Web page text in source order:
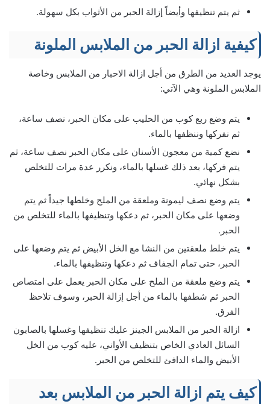
ثم يتم تنظيفها وأيضاً إزالة الحبر من الأثواب بكل سهولة.
كيفية ازالة الحبر من الملابس الملونة
يوجد العديد من الطرق من أجل ازالة الاحبار من الملابس وخاصة
الملابس الملونة وهي الآتي:
يتم وضع ربع كوب من الحليب على مكان الحبر، نصف ساعة،
ثم نفركها وننظفها بالماء.
نضع كمية من معجون الأسنان على مكان الحبر نصف ساعة، ثم
يتم فركها، بعد ذلك غسلها بالماء، ونكرر عدة مرات للتخلص
بشكل نهائي.
يتم وضع نصف ليمونة وملعقة من الملح وخلطها جيداً ثم يتم
وضعها على مكان الحبر، ثم دعكها وتنظيفها بالماء للتخلص من
الحبر.
يتم خلط ملعقتين من النشا مع الخل الأبيض ثم يتم وضعها على
الحبر، حتى تمام الجفاف ثم دعكها وتنظيفها بالماء.
يتم وضع ملعقة من الملح على مكان الحبر يعمل على امتصاص
الحبر ثم شطفها بالماء من أجل إزالة الحبر، وسوف تلاحظ
الفرق.
ازالة الحبر من الملابس الجينز عليك تنظيفها وغسلها بالصابون
السائل العادي الخاص بتنظيف الأواني، عليه كوب من الخل
الأبيض والماء الدافئ للتخلص من الحبر.
كيف يتم ازالة الحبر من الملابس بعد